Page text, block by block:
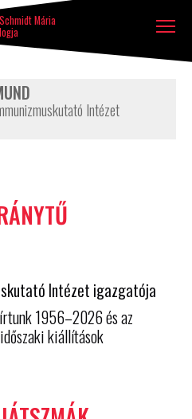
Schmidt Mária
Intézet
Intézet igazgatója
1956–2026 és az
kiállítások